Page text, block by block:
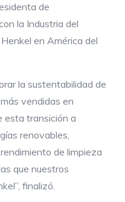
de
la Industria del
en América del
la sustentabilidad de
vendidas en
esta transición a
renovables,
de limpieza
que nuestros
finalizó.